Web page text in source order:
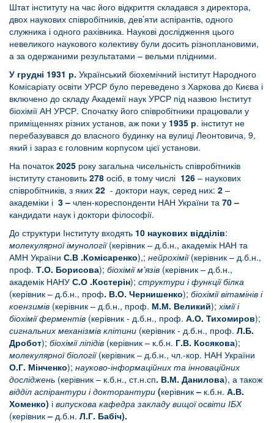
Штат інституту на час його відкриття складався з директора,
двох наукових співробітників, дев’яти аспірантів, одного
служника і одного рахівника. Наукові дослідження цього
невеликого наукового колективу були досить різноплановими,
а за одержаними результатами – вельми плідними.
У грудні 1931 р. Український біохемічний інститут Народного
Комісаріату освіти УРСР було переведено з Харкова до Києва і
включено до складу Академії наук УРСР під назвою Інститут
біохімії АН УРСР. Спочатку його співробітники працювали у
приміщеннях різних установ, аж поки у 1935 р. інститут не
перебазувався до власного будинку на вулиці Леонтовича, 9,
який і зараз є головним корпусом цієї установи.
На початок 2025 року загальна чисельність співробітників
інституту становить 278 осіб, в тому числі 126 – наукових
співробітників, з яких 22 - доктори наук, серед них: 2 –
академіки і 3 – член-кореспонденти НАН України та 70 –
кандидати наук і доктори філософії.
До структури Інституту входять 10 наукових відділів:
молекулярної імунології(керівник – д.б.н., академік НАН та
АМН України С.В .Комісаренко),; нейрохімії(керівник – д.б.н.,
проф. Т.О. Борисова); біохімії м’язів (керівник – д.б.н.,
академік НАНУ С.О .Костерін); структури і функції білка
(керівник – д.б.н., проф. В.О. Чернишенко); біохімії вітамінів і
коензимів (керівник – д.б.н., проф. М.М. Великий);хімії і
біохімії ферментів (керівник - д.б.н., проф. А.О. Тихомиров);
сигнальних механізмів клітини (керівник - д.б.н., проф. Л.Б.
Дробот); біохімії ліпідів (керівник – к.б.н. Г.В. Косякова);
молекулярної біології(керівник – д.б.н., чл.-кор. НАН України
О.Г. Мінченко); науково-інформаційних та інноваційних
досліджень (керівник – к.б.н., ст.н.сп. В.М. Данилова), а також
відділ аспірантури і докторантури (керівник– к.б.н. А.В.
Хоменко) і випускова кафедра закладу вищої освіти ІБХ
(керівник– д.б.н. Л.Г. Бабіч).